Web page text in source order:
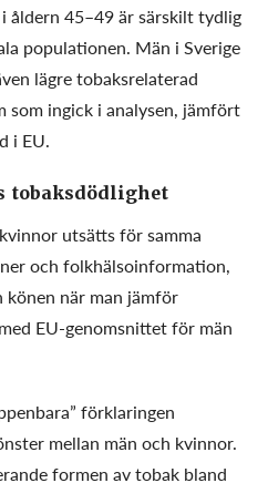
åldern 45–49 är särskilt tydlig
populationen. Män i Sverige
lägre tobaksrelaterad
ingick i analysen, jämfört
i EU.
tobaksdödlighet
utsätts för samma
och folkhälsoinformation,
könen när man jämför
EU-genomsnittet för män
förklaringen
mellan män och kvinnor.
formen av tobak bland